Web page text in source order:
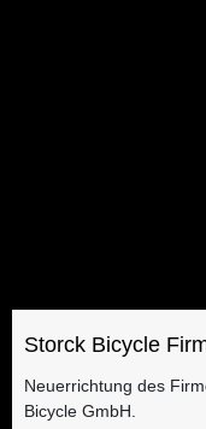
Storck Bicycle
Neuerrichtung des
Bicycle GmbH.